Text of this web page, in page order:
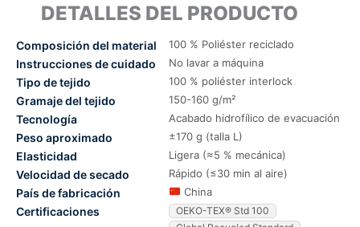
DETALLES DEL PRODUCTO
Composición del material 100 % Poliéster reciclado
Instrucciones de cuidado No lavar a máquina
Tipo de tejido 100 % poliéster interlock
Gramaje del tejido 150-160 g/m²
Tecnología Acabado hidrofílico de evacuación
Peso aproximado ±170 g (talla L)
Elasticidad Ligera (≈5 % mecánica)
Velocidad de secado Rápido (≤30 min al aire)
País de fabricación China
Certificaciones
OEKO-TEX® Std 100